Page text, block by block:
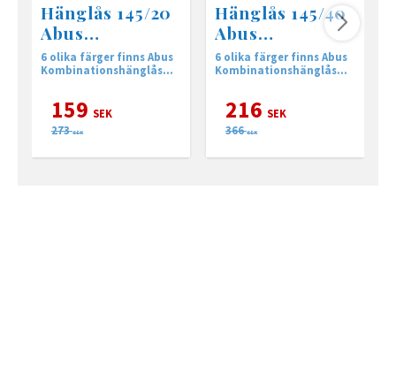
Hänglås 145/20
Abus
Kombinationslå
s
6 olika färger finns Abus
Kombinationshänglås
159 SEK
273 SEK
Hänglås 145/40
Abus
Kombinationslå
s
6 olika färger finns Abus
Kombinationshänglås
216 SEK
366 SEK